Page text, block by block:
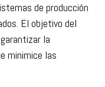
de producción
El objetivo del
la
minimice las